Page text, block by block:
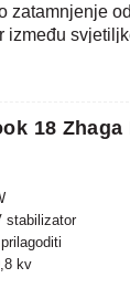
zatamnjenje
između
(opcija)
18
stabilizator
kv